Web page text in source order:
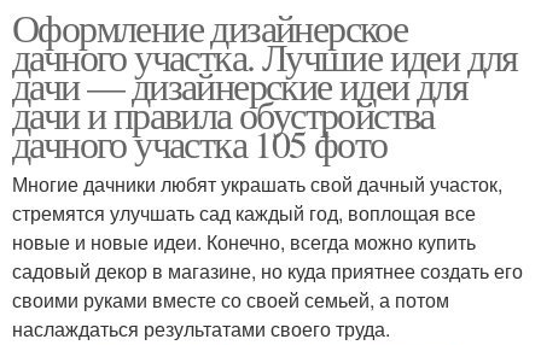
Оформление дизайнерское
дачного участка. Лучшие идеи для
дачи — дизайнерские идеи для
дачи и правила обустройства
дачного участка 105 фото
Многие дачники любят украшать свой дачный участок,
стремятся улучшать сад каждый год, воплощая все
новые и новые идеи. Конечно, всегда можно купить
садовый декор в магазине, но куда приятнее создать его
своими руками вместе со своей семьей, а потом
наслаждаться результатами своего труда.